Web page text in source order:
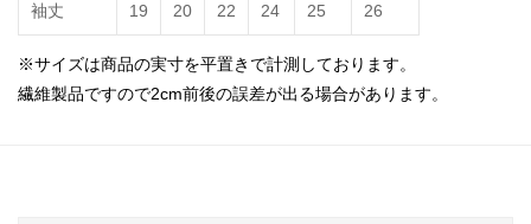
袖丈 19 20 22 24 25 26
※サイズは商品の実寸を平置きで計測しております。
繊維製品ですので2cm前後の誤差が出る場合があります。